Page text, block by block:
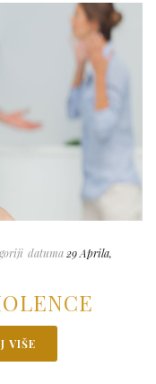
datuma 29 Aprila,
VIŠE